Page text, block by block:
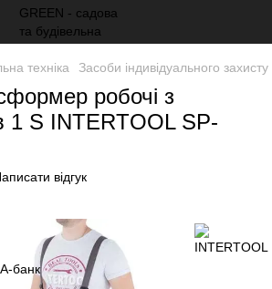
техніка Засоби індивідуального захисту
робочі з
1 S INTERTOOL SP-
відгук